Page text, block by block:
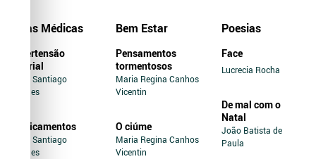
Dicas Médicas
Hipertensão
Arterial
Jairo Santiago
Novaes
Medicamentos
Jairo Santiago
Novaes
Bem Estar
Pensamentos
tormentosos
Maria Regina Canhos
Vicentin
O ciúme
Maria Regina Canhos
Vicentin
Poesias
Face
Lucrecia Rocha
De mal com o
Natal
João Batista de
Paula